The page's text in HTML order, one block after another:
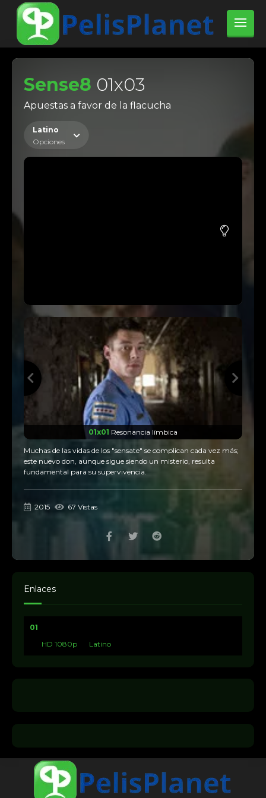
Sense8 01x03
Apuestas a favor de la flacucha
Latino
Opciones
01x01 Resonancia límbica
Muchas de las vidas de los "sensate" se complican cada vez más;
este nuevo don, aunque sigue siendo un misterio, resulta
fundamental para su supervivencia.
2015 67 Vistas
Enlaces
01
HD 1080p
Latino